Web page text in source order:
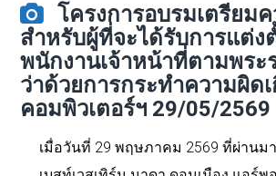
โครงการอบรมเตรียม
สำหรับผู้ที่จะได้รับการแต่ง
พนักงานเจ้าหน้าที่ตามพร
ว่าด้วยการกระทำความผิด
คอมพิวเตอร์ฯ 29/05/2569
เมื่อวันที่ 29 พฤษภาคม 2569 ที่ผ่านม